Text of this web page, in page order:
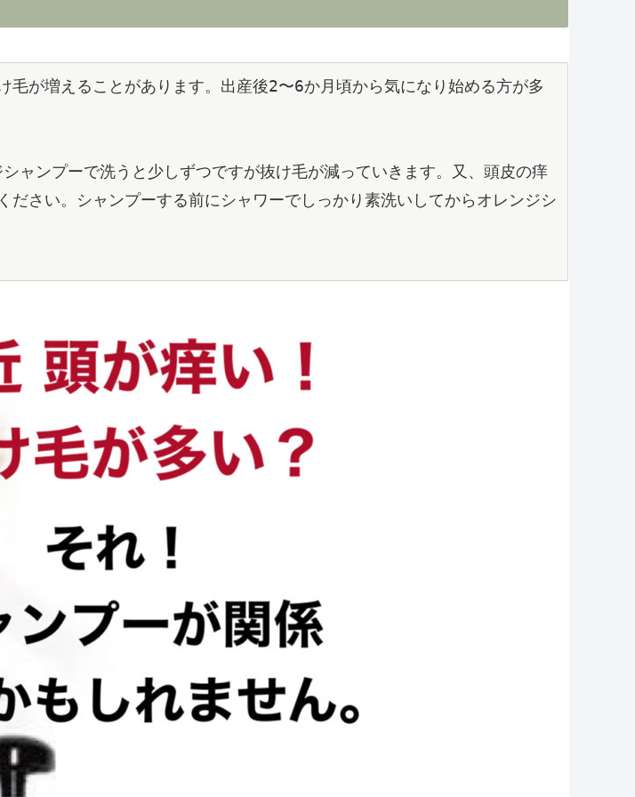
が増えることがあります。出産後2〜6か月頃から気になり始める方が多
ンプーで洗うと少しずつですが抜け毛が減っていきます。又、頭皮の痒
さい。シャンプーする前にシャワーでしっかり素洗いしてからオレンジシ